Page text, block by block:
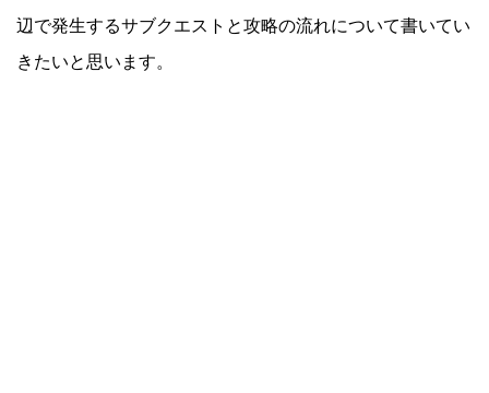
辺で発生するサブクエストと攻略の流れについて書いてい
きたいと思います。